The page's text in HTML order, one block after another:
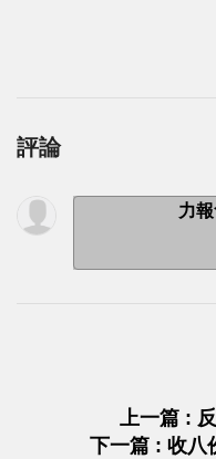
評論
力
上一篇 :
下一篇 : 收八